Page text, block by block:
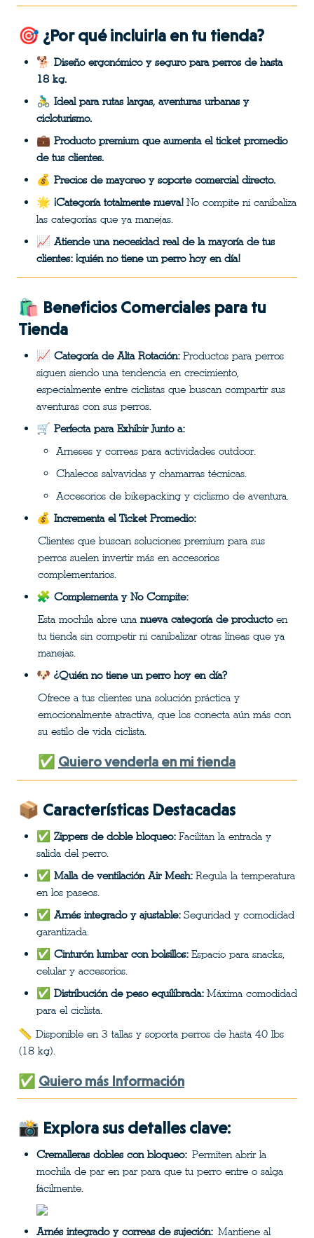
🎯 ¿Por qué incluirla en tu tienda?
🐕 Diseño ergonómico y seguro para perros de hasta
18 kg.
🚴‍♂️ Ideal para rutas largas, aventuras urbanas y
cicloturismo.
💼 Producto premium que aumenta el ticket promedio
de tus clientes.
💰 Precios de mayoreo y soporte comercial directo.
🌟 ¡Categoría totalmente nueva! No compite ni canibaliza
las categorías que ya manejas.
📈 Atiende una necesidad real de la mayoría de tus
clientes: ¡quién no tiene un perro hoy en día!
🛍 Beneficios Comerciales para tu
Tienda
📈 Categoría de Alta Rotación: Productos para perros
siguen siendo una tendencia en crecimiento,
especialmente entre ciclistas que buscan compartir sus
aventuras con sus perros.
🛒 Perfecta para Exhibir Junto a:
Arneses y correas para actividades outdoor.
Chalecos salvavidas y chamarras técnicas.
Accesorios de bikepacking y ciclismo de aventura.
💰 Incrementa el Ticket Promedio:
Clientes que buscan soluciones premium para sus
perros suelen invertir más en accesorios
complementarios.
🧩 Complementa y No Compite:
Esta mochila abre una nueva categoría de producto en
tu tienda sin competir ni canibalizar otras líneas que ya
manejas.
🐶 ¿Quién no tiene un perro hoy en día?
Ofrece a tus clientes una solución práctica y
emocionalmente atractiva, que los conecta aún más con
su estilo de vida ciclista.
✅ Quiero venderla en mi tienda
📦 Características Destacadas
✅ Zippers de doble bloqueo: Facilitan la entrada y
salida del perro.
✅ Malla de ventilación Air Mesh: Regula la temperatura
en los paseos.
✅ Arnés integrado y ajustable: Seguridad y comodidad
garantizada.
✅ Cinturón lumbar con bolsillos: Espacio para snacks,
celular y accesorios.
✅ Distribución de peso equilibrada: Máxima comodidad
para el ciclista.
📏 Disponible en 3 tallas y soporta perros de hasta 40 lbs
(18 kg).
✅ Quiero más Información
📸 Explora sus detalles clave:
Cremalleras dobles con bloqueo: Permiten abrir la
mochila de par en par para que tu perro entre o salga
fácilmente.
Arnés integrado y correas de sujeción: Mantiene al